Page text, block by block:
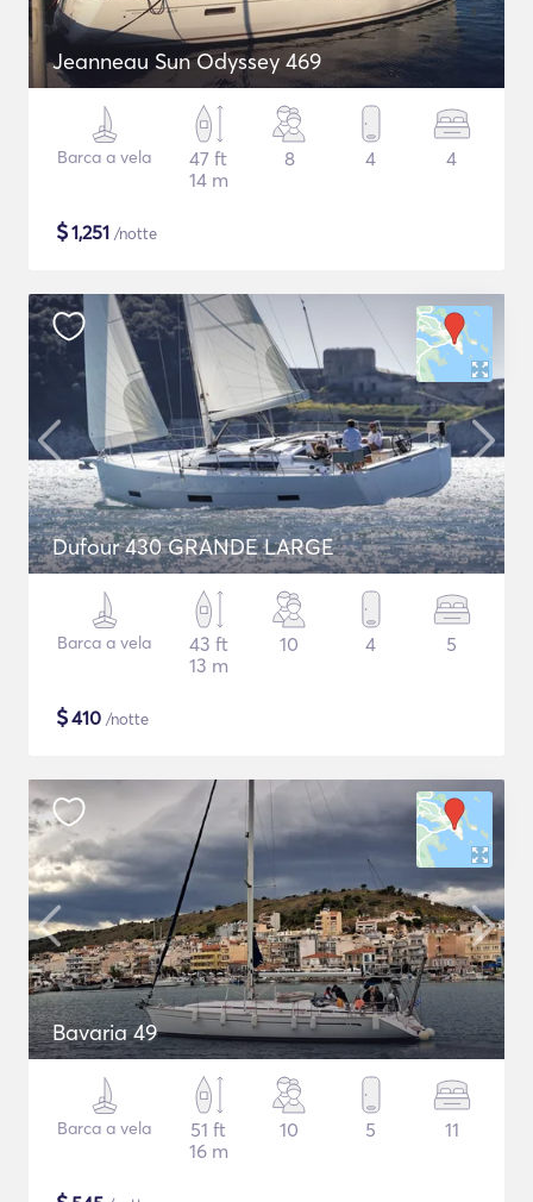
Jeanneau Sun Odyssey 469
Barca a vela
47 ft
14 m
8 4 4
$1,251 /notte
Dufour 430 GRANDE LARGE
Barca a vela
43 ft
13 m
10 4 5
$410 /notte
Bavaria 49
Barca a vela
51 ft
16 m
10 5 11